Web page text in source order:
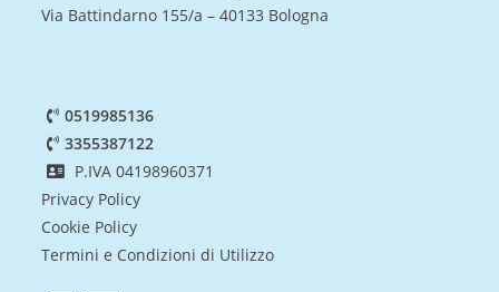
Via Battindarno 155/a – 40133 Bologna
0519985136
3355387122
P.IVA 04198960371
Privacy Policy
Cookie Policy
Termini e Condizioni di Utilizzo